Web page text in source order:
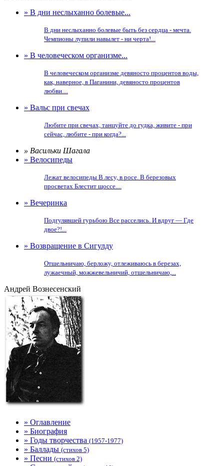
» В дни неслыханно болевые...
В дни неслыханно болевые быть без сердца - мечта.
Чемпионы лупили навылет - ни черта!...
» В человеческом организме...
В человеческом организме девяносто процентов воды,
как, наверное, в Паганини, девяносто процентов
любви....
» Вальс при свечах
Любите при свечах, танцуйте до гудка, живите - при
сейчас, любите - при когда?...
» Васильки Шагала
» Велосипеды
Лежат велосипеды В лесу, в росе. В березовых
просветах Блестит щоссе....
» Вечеринка
Подгулявшей гурьбою Все расселись. И вдруг — Где
двое?!...
» Возвращение в Сигулду
Отшельничаю, берложу, отлеживаюсь в березах,
лужаечный, можжевельничий, отшельничаю,...
Андрей Вознесенский
» Оглавление
» Биография
» Годы творчества (1957-1977)
» Баллады (стихов 5)
» Песни (стихов 2)